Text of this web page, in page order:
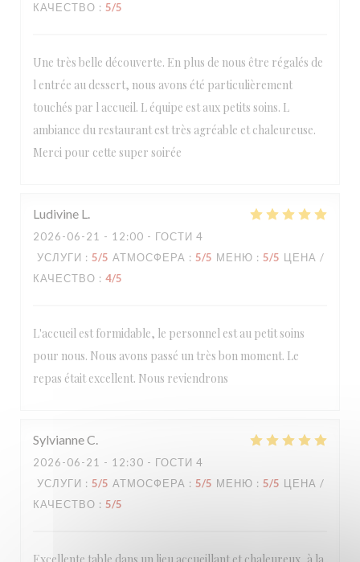
КАЧЕСТВО : 5/5
Une très belle découverte. En plus de nous être régalés de
l entrée au dessert, nous avons été particulièrement
touchés par l accueil. L équipe est aux petits soins. L
ambiance du restaurant est très agréable et chaleureuse.
Merci pour cette super soirée
Ludivine L
2026-06-21 - 12:00 - ГОСТИ 4
УСЛУГИ : 5/5 АТМОСФЕРА : 5/5 МЕНЮ : 5/5 ЦЕНА /
КАЧЕСТВО : 4/5
L'accueil est formidable, le personnel est au petit soins
pour nous. Nous avons passé un très bon moment. Le
repas était excellent. Nous reviendrons
SylvianneC
2026-06-21 - 12:30 - ГОСТИ 4
УСЛУГИ : 5/5 АТМОСФЕРА : 5/5 МЕНЮ : 5/5 ЦЕНА /
КАЧЕСТВО : 5/5